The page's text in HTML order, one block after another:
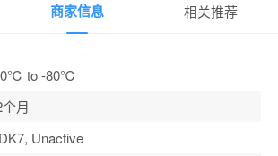
商家信息 相关推荐
to -80℃
月
Unactive